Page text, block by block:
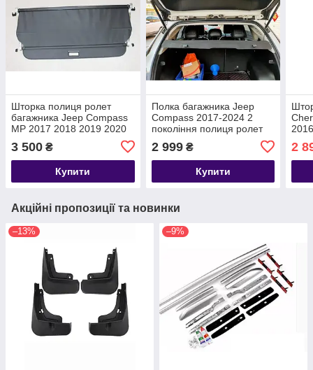
Шторка полиця ролет
багажника Jeep Compass
MP 2017 2018 2019 2020
покоління
3 500 ₴
Купити
Полка багажника Jeep
Compass 2017-2024 2
покоління полиця ролет
2 999₴
Купити
2
Акційні пропозиції та новинки
–13% –9%